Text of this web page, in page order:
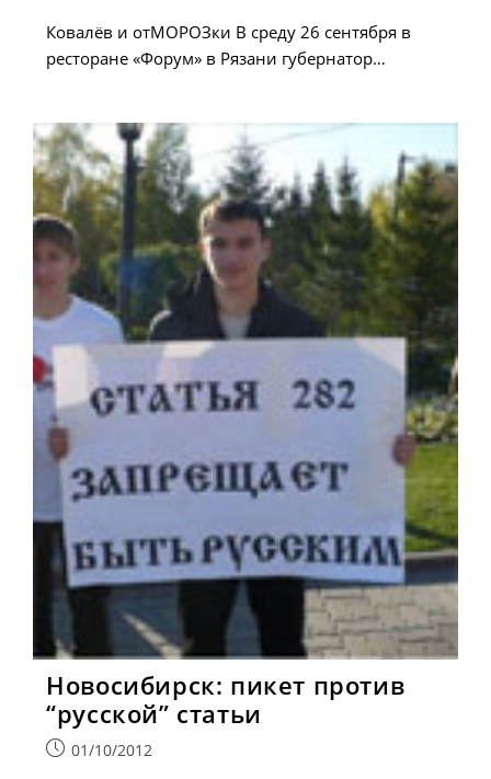
Ковалёв и отМОРОЗки В среду 26 сентября в
ресторане «Форум» в Рязани губернатор…
Новосибирск: пикет против
“русской” статьи
Запись01/10/2012